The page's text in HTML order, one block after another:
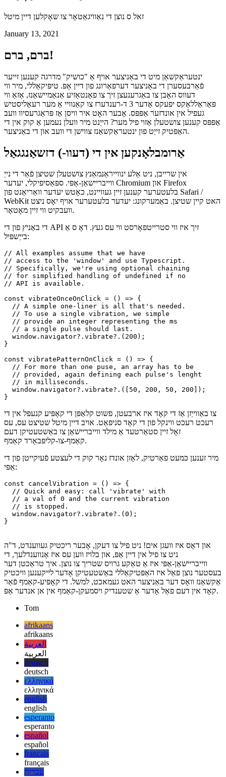
פּוואַ ווייבריישאַן אַפּי
January 13, 2021
ברם, ברם!
ינטעראַקשאַן מיט די באַניצער אויף אַ "כושיק" מדרגה קענען זייער
פֿאַרבעסערן די באַניצער דערפאַרונג פון דיין אַפּ. טיפּיקאַללי, מיר ווי
דעווס האָבן צו באַגרענעצן זיך צו פאַנטאַזיע אַנאַמיישאַנז, אַזאַ ווי
פּאַראַללאַקס יפעקס אָדער 3 ד-רענדערז צו קאַנוויי אַ מער רעאַליסטיש
אַפּפּס קענען צושטעלן אַזוי פיל מער? הייַנט מיר וועלן נעמען אַ קוק אין די
אַרומבלאָנקען אין די (דעוו-) דזשאַנגגאַל
אין שרייבן, ניט אַלע ינווייראַנמאַנץ צושטעלן שטיצן פֿאַר די נייַ
ווייבריישאַן-אַפּי. ספּאַסיפיקלי, יעדער Chromium און Firefox
WebKit האט קיין שטיצן. באַמערקונג: יעדער בלעטערער אויף יאָס ניצט
די באַניץ פון די API זיך איז ווי סטרייטפאָרסט ווי עס געץ. דאָ ס אַ
בייַשפּיל:
// All examples assume that we have
// access to the 'window' and use Typescript.
// Specifically, we're using optional chaining
// for simplified handling of undefined if no
// API is available.
const vibrateOnceOnClick = () => {
  // A simple one-liner is all that's needed.
  // To use a single vibration, we simple
  // a single pulse should last.
  window.navigator?.vibrate?.(200);
const vibratePatternOnClick = () => {
  // For more than one puse, an array has to be
  // in milliseconds.
  window.navigator?.vibrate?.([50, 200, 50, 200]);
צו באַווייַזן אַז די קאָד איז ארבעטן, פשוט קלאַפּן די קאָפּיע קנעפּל אין די
זאָל זיין סטאַרטעד אַ מילד ווייבריישאַן צו באַשטעטיקן דעם
מיר זענען כּמעט פאַרטיק, לאָזן אונדז נאָר קוק די לעצטע פֿעיִקייטן פון די
אַפּי:
const cancelVibration = () => {
  // Quick and easy: call 'vibrate' with
  window.navigator?.vibrate?.(0);
}
און דאָס איז וועגן אים! ניט פיל צו דעקן, אָבער ריכטיק געווענדט, ד"ה
ניט צו פיל אין דיין אַפּ, און בלויז ווען עס איז אָנווענדלעך, די
ווייבריישאַן-אַפּי איז אַ טאַקע גרויס שטריך צו נוצן. איך טראַכטן דער
אַקשאַנז וואָס דער באַניצער האט געמאכט, למשל. די קאָפּיע-קאַמף פֿאַר
Tom
afrikaans
afrikaans
العربية
العربية
deutsch
deutsch
ελληνικά
ελληνικά
english
english
esperanto
esperanto
español
español